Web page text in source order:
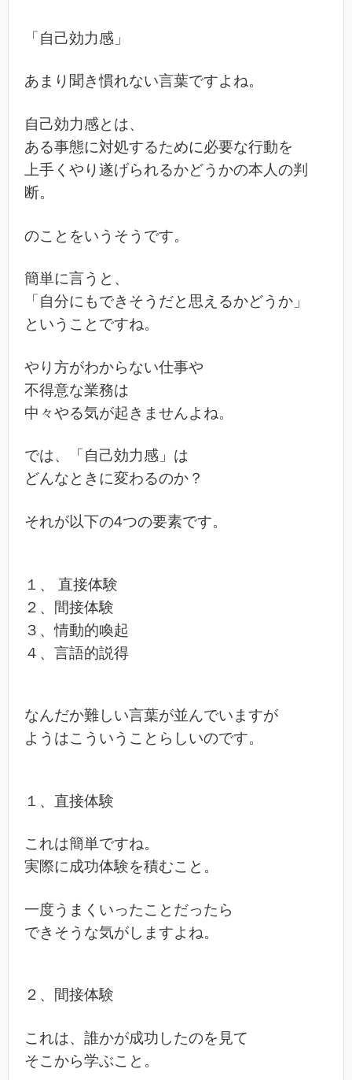
「自己効力感」
あまり聞き慣れない言葉ですよね。
自己効力感とは、
ある事態に対処するために必要な行動を
上手くやり遂げられるかどうかの本人の判
断。
のことをいうそうです。
簡単に言うと、
「自分にもできそうだと思えるかどうか」
ということですね。
やり方がわからない仕事や
不得意な業務は
中々やる気が起きませんよね。
では、「自己効力感」は
どんなときに変わるのか？
それが以下の4つの要素です。
１、 直接体験
２、間接体験
３、情動的喚起
４、言語的説得
なんだか難しい言葉が並んでいますが
ようはこういうことらしいのです。
１、直接体験
これは簡単ですね。
実際に成功体験を積むこと。
一度うまくいったことだったら
できそうな気がしますよね。
２、間接体験
これは、誰かが成功したのを見て
そこから学ぶこと。